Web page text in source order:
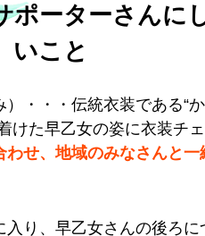
ポーターさんに
いこと
・・・伝統衣装である“
けた早乙女の姿に衣装チ
わせ、地域のみなさんと一
り、早乙女さんの後ろに